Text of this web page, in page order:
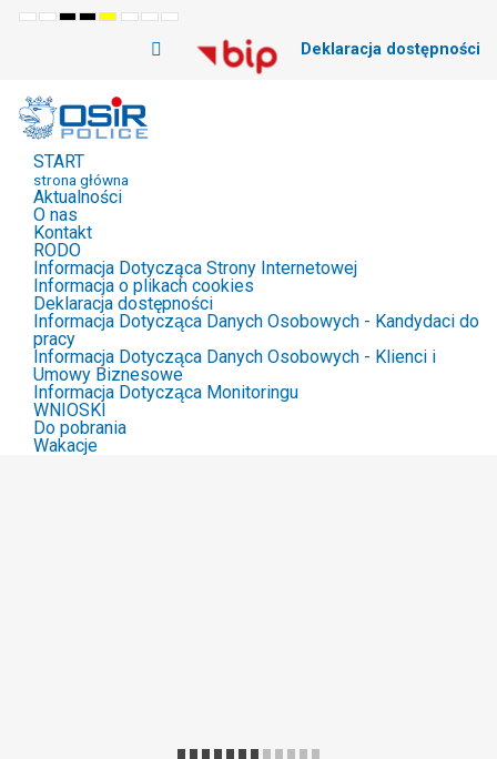
Default
Night
HighHighHigh
Contrast
Yellow
Set
Smaller
Font
Set
Default
Font
Set
Font
Deklaracja dostępności
START
strona główna
Aktualności
O nas
Kontakt
RODO
Informacja Dotycząca Strony Internetowej
Informacja o plikach cookies
Deklaracja dostępności
Informacja Dotycząca Danych Osobowych - Kandydaci do
pracy
Informacja Dotycząca Danych Osobowych - Klienci i
Umowy Biznesowe
Informacja Dotycząca Monitoringu
WNIOSKI
Do pobrania
Wakacje